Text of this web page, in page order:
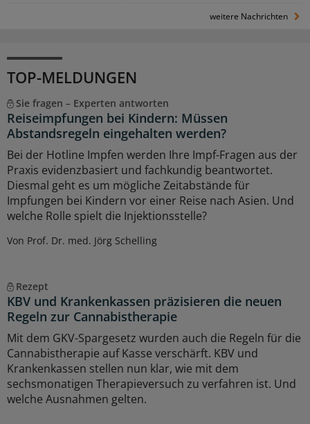
weitere Nachrichten
TOP-MELDUNGEN
Sie fragen – Experten antworten
Reiseimpfungen bei Kindern: Müssen
Abstandsregeln eingehalten werden?
Bei der Hotline Impfen werden Ihre Impf-Fragen aus der
Praxis evidenzbasiert und fachkundig beantwortet.
Diesmal geht es um mögliche Zeitabstände für
Impfungen bei Kindern vor einer Reise nach Asien. Und
welche Rolle spielt die Injektionsstelle?
Von Prof. Dr. med. Jörg Schelling
Rezept
KBV und Krankenkassen präzisieren die neuen
Regeln zur Cannabistherapie
Mit dem GKV-Spargesetz wurden auch die Regeln für die
Cannabistherapie auf Kasse verschärft. KBV und
Krankenkassen stellen nun klar, wie mit dem
sechsmonatigen Therapieversuch zu verfahren ist. Und
welche Ausnahmen gelten.